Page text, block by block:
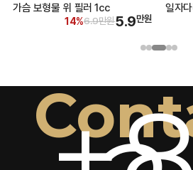
만원
풀페이스 필러
11%550만원
123 4 5